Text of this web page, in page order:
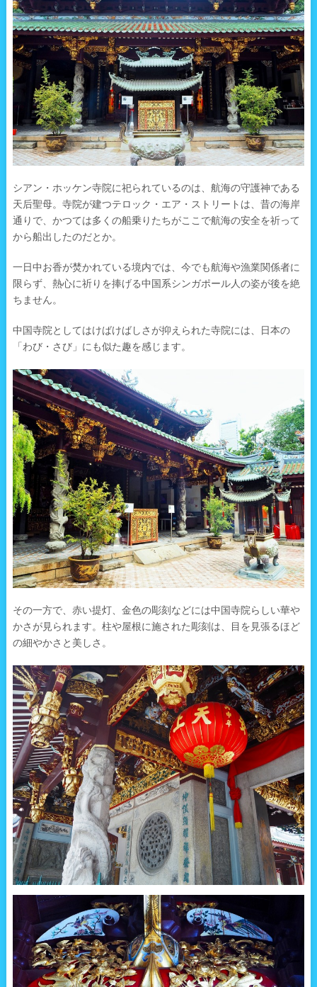
シアン・ホッケン寺院に祀られているのは、航海の守護神である
天后聖母。寺院が建つテロック・エア・ストリートは、昔の海岸
通りで、かつては多くの船乗りたちがここで航海の安全を祈って
から船出したのだとか。
一日中お香が焚かれている境内では、今でも航海や漁業関係者に
限らず、熱心に祈りを捧げる中国系シンガポール人の姿が後を絶
ちません。
中国寺院としてはけばけばしさが抑えられた寺院には、日本の
「わび・さび」にも似た趣を感じます。
その一方で、赤い提灯、金色の彫刻などには中国寺院らしい華や
かさが見られます。柱や屋根に施された彫刻は、目を見張るほど
の細やかさと美しさ。